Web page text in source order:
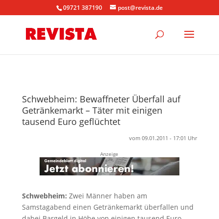
09721 387190 post@revista.de
Schwebheim: Bewaffneter Überfall auf
Getränkemarkt – Täter mit einigen
tausend Euro geflüchtet
vom 09.01.2011 - 17:01 Uhr
Anzeige
Schwebheim: Zwei Männer haben am
Samstagabend einen Getränkemarkt überfallen und